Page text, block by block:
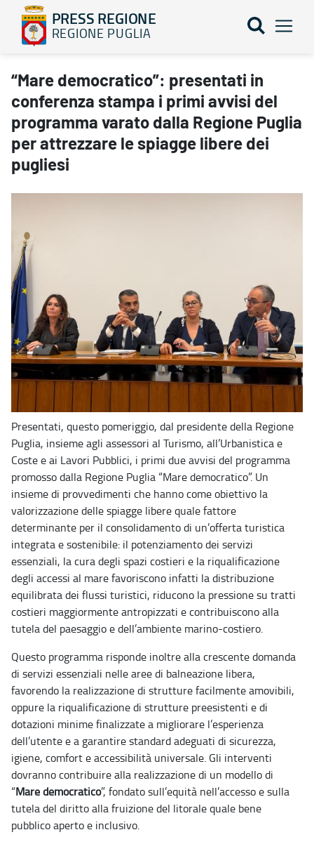
PRESS REGIONE
REGIONE PUGLIA
“Mare democratico”: presentati in conferenza stampa i primi
“Mare democratico”: presentati in
conferenza stampa i primi avvisi del
programma varato dalla Regione Puglia
per attrezzare le spiagge libere dei
pugliesi
Presentati, questo pomeriggio, dal presidente della Regione
Puglia, insieme agli assessori al Turismo, all’Urbanistica e
Coste e ai Lavori Pubblici, i primi due avvisi del programma
promosso dalla Regione Puglia “Mare democratico”. Un
insieme di provvedimenti che hanno come obiettivo la
valorizzazione delle spiagge libere quale fattore
determinante per il consolidamento di un’offerta turistica
integrata e sostenibile: il potenziamento dei servizi
essenziali, la cura degli spazi costieri e la riqualificazione
degli accessi al mare favoriscono infatti la distribuzione
equilibrata dei flussi turistici, riducono la pressione su tratti
costieri maggiormente antropizzati e contribuiscono alla
tutela del paesaggio e dell’ambiente marino-costiero.
Questo programma risponde inoltre alla crescente domanda
di servizi essenziali nelle aree di balneazione libera,
favorendo la realizzazione di strutture facilmente amovibili,
oppure la riqualificazione di strutture preesistenti e di
dotazioni minime finalizzate a migliorare l’esperienza
dell’utente e a garantire standard adeguati di sicurezza,
igiene, comfort e accessibilità universale. Gli interventi
dovranno contribuire alla realizzazione di un modello di
“Mare democratico”, fondato sull’equità nell’accesso e sulla
tutela del diritto alla fruizione del litorale quale bene
pubblico aperto e inclusivo.